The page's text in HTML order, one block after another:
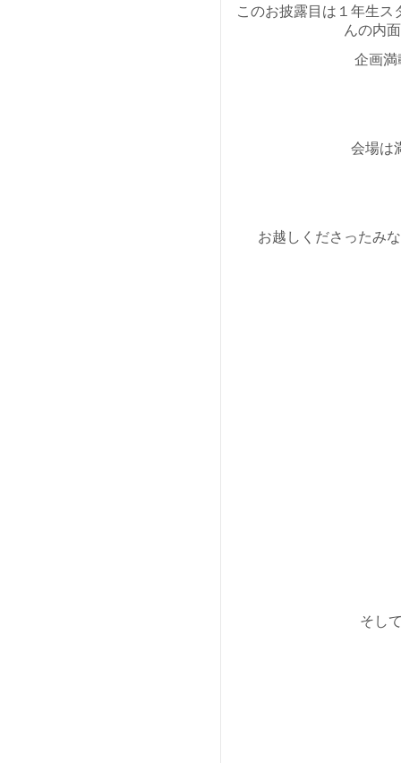
このお披露目は１年生
んの内
企画満
会場は
お越しくださったみ
そし